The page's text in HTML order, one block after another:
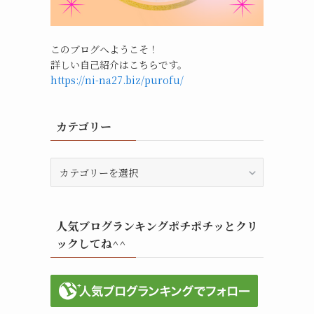
このブログへようこそ！
詳しい自己紹介はこちらです。
https://ni-na27.biz/purofu/
カテゴリー
ー人気ブログランキングポチポチッとクリ
ックしてね^^